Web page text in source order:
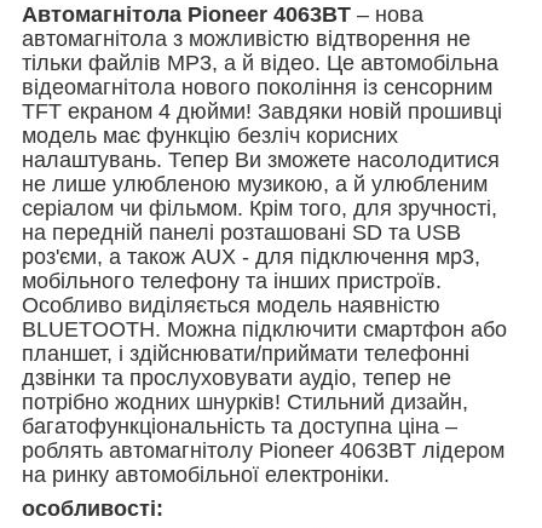
Автомагнітола Pioneer 4063BT – нова
автомагнітола з можливістю відтворення не
тільки файлів MP3, а й відео. Це автомобільна
відеомагнітола нового покоління із сенсорним
TFT екраном 4 дюйми! Завдяки новій прошивці
модель має функцію безліч корисних
налаштувань. Тепер Ви зможете насолодитися
не лише улюбленою музикою, а й улюбленим
серіалом чи фільмом. Крім того, для зручності,
на передній панелі розташовані SD та USB
роз'єми, а також AUX - для підключення мр3,
мобільного телефону та інших пристроїв.
Особливо виділяється модель наявністю
BLUETOOTH. Можна підключити смартфон або
планшет, і здійснювати/приймати телефонні
дзвінки та прослуховувати аудіо, тепер не
потрібно жодних шнурків! Стильний дизайн,
багатофункціональність та доступна ціна –
роблять автомагнітолу Pioneer 4063BT лідером
на ринку автомобільної електроніки.
особливості: